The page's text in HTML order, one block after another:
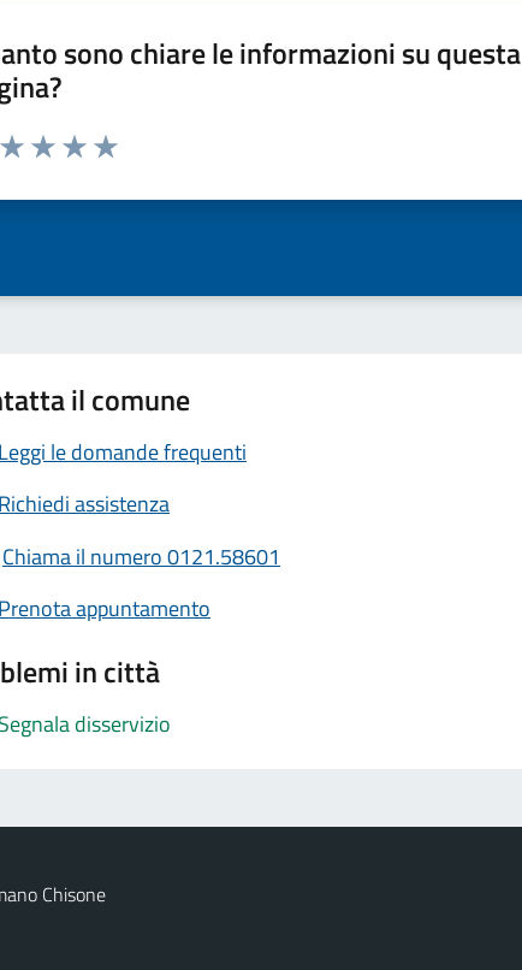
sono chiare le informazioni su questa
da 1 a 5 stelle la pagina
il comune
Leggi le domande frequenti
Richiedi assistenza
Chiama il numero 0121.58601
Prenota appuntamento
in città
Segnala disservizio
Chisone